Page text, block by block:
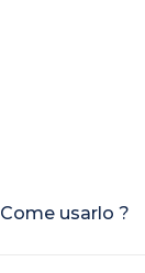
Come usarlo ?